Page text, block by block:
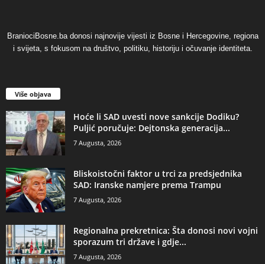
BraniociBosne.ba donosi najnovije vijesti iz Bosne i Hercegovine, regiona
i svijeta, s fokusom na društvo, politiku, historiju i očuvanje identiteta.
Više objava
​Hoće li SAD uvesti nove sankcije Dodiku?
Puljić poručuje: Dejtonska generacija...
7 Augusta, 2026
​Bliskoistočni faktor u trci za predsjednika
SAD: Iranske namjere prema Trampu
7 Augusta, 2026
​Regionalna prekretnica: Šta donosi novi vojni
sporazum tri države i gdje...
7 Augusta, 2026